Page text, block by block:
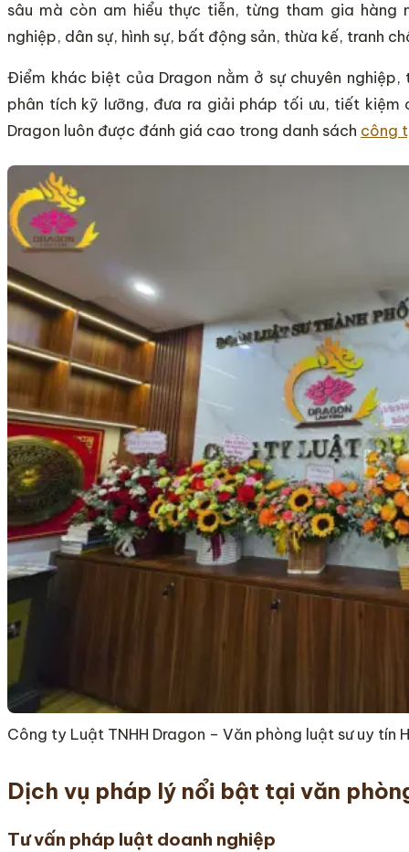
sâu mà còn am hiểu thực tiễn, từng tham gia
nghiệp, dân sự, hình sự, bất động sản, thừa kế, tranh
Điểm khác biệt của Dragon nằm ở sự chuyên
phân tích kỹ lưỡng, đưa ra giải pháp tối ưu, tiết kiệm
Dragon luôn được đánh giá cao trong danh sách công
Công ty Luật TNHH Dragon – Văn phòng luật sư uy tín
Dịch vụ pháp lý nổi bật tại văn
Tư vấn pháp luật doanh nghiệp